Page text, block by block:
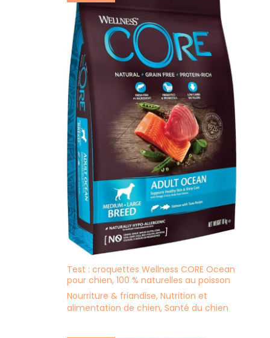
Test : croquettes Wellness CORE Ocean
pour chien, 100 % naturelles au poisson
Nourriture & friandise, Nutrition et
alimentation de chien, Santé du chien